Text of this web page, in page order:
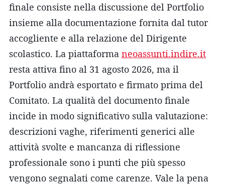
finale consiste nella discussione del Portfolio
insieme alla documentazione fornita dal tutor
accogliente e alla relazione del Dirigente
scolastico. La piattaforma neoassunti.indire.it
resta attiva fino al 31 agosto 2026, ma il
Portfolio andrà esportato e firmato prima del
Comitato. La qualità del documento finale
incide in modo significativo sulla valutazione:
descrizioni vaghe, riferimenti generici alle
attività svolte e mancanza di riflessione
professionale sono i punti che più spesso
vengono segnalati come carenze. Vale la pena